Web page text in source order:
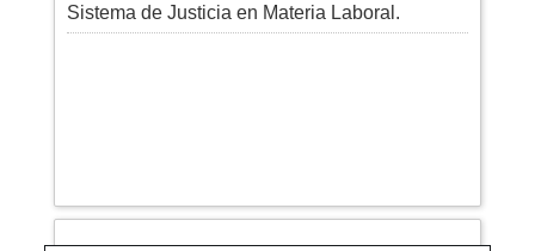
Sistema de Justicia en Materia Laboral.